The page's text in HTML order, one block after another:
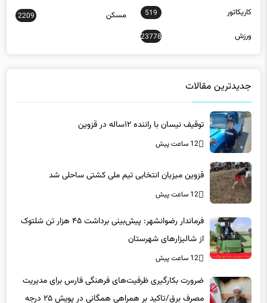
کاریکاتور 519 مسکن 2209
ورزش 23778
جدیدترین مقالات
توقیف نیسان با راننده ۱۲ساله در قزوین
12 ساعت پیش
قزوین میزبان انتخابی تیم ملی کشتی ساحلی شد
12 ساعت پیش
فرماندار رضوانشهر: پیش‌بینی برداشت ۴۵ هزار تن شلتوک
از شالیزارهای شهرستان
12 ساعت پیش
ضرورت بکارگیری ظرفیت‌های فرهنگی فارس برای مدیریت
مصرف برق/تاکید بر همراهی همگانی در پویش ۲۵ درجه